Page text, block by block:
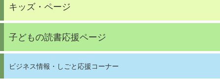
キッズ・ページ
子どもの読書応援ページ
ビジネス情報・しごと応援コーナー